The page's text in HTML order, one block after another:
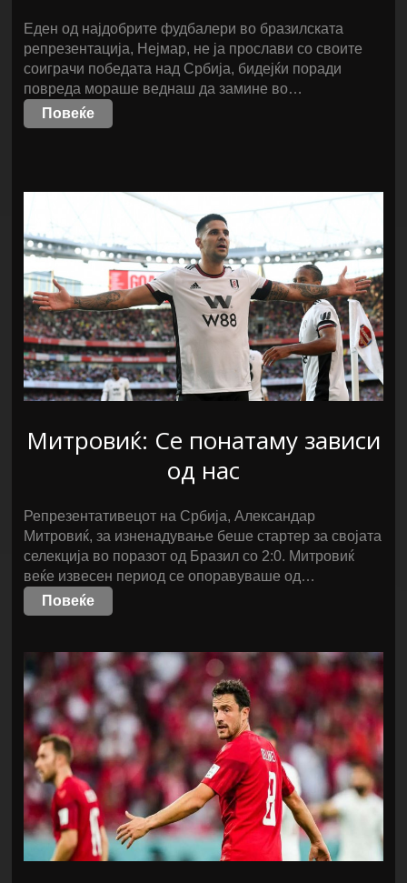
Еден од најдобрите фудбалери во бразилската
репрезентација, Нејмар, не ја прослави со своите
соиграчи победата над Србија, бидејќи поради
повреда мораше веднаш да замине во…
Повеќе
Митровиќ: Се понатаму зависи
од нас
Репрезентативецот на Србија, Александар
Митровиќ, за изненадување беше стартер за својата
селекција во поразот од Бразил со 2:0. Митровиќ
веќе извесен период се опоравуваше од…
Повеќе